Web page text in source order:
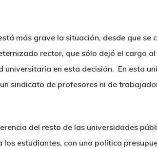
más grave la situación, desde que se
rector, que sólo dejó el cargo
en esta decisión. En esta
sindicato de profesores ni de
del resto de las universidades
los estudiantes, con una política